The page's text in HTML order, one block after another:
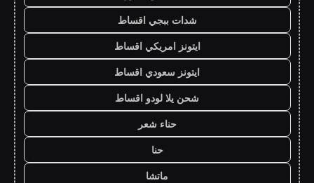
شدات ببجي اقساط
ايتونز امريكي اقساط
ايتونز سعودي اقساط
شحن يلا لودو اقساط
حناء شعر
حنا
ماتشا